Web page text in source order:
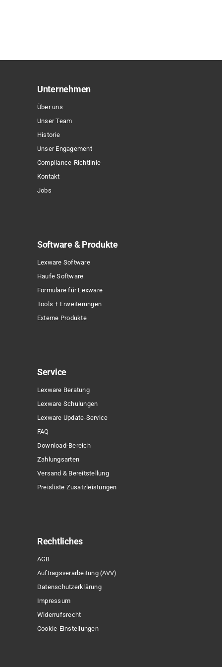
auf.
Optionen
gewählt
Unternehmen
Über uns
Unser Team
Historie
Unser Engagement
Compliance-Richtlinie
Kontakt
Jobs
Software & Produkte
Lexware Software
Haufe Software
Formulare für Lexware
Tools + Erweiterungen
Externe Produkte
Service
Lexware Beratung
Lexware Schulungen
Lexware Update-Service
FAQ
Download-Bereich
Zahlungsarten
Versand & Bereitstellung
Preisliste Zusatzleistungen
Rechtliches
AGB
Auftragsverarbeitung (AVV)
Datenschutzerklärung
Impressum
Widerrufsrecht
Cookie-Einstellungen